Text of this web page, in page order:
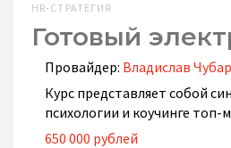
HR-СТРАТЕГИЯ
Готовый
Провайдер: Владислав
Курс представляет собой
психологии и коучинге
650 000 рублей